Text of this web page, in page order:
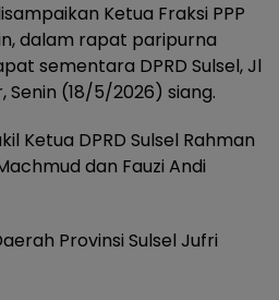
Ketua Fraksi PPP
dalam rapat paripurna
sementara DPRD Sulsel, Jl
Senin (18/5/2026) siang.
Ketua DPRD Sulsel Rahman
dan Fauzi Andi
Provinsi Sulsel Jufri